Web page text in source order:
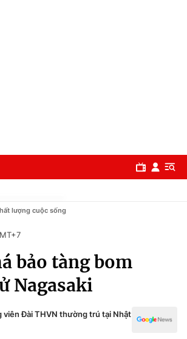
lượng cuộc sống
bảo tàng bom
Nagasaki
viên Đài THVN thường trú tại Nhật